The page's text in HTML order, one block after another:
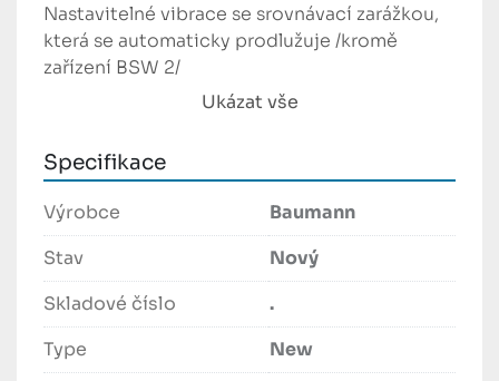
Nastavitelné vibrace se srovnávací zarážkou,
která se automaticky prodlužuje /kromě
zařízení BSW 2/
Manuální nebo motorizované otáčení stohu
Rychlý a spolehlivý
Vysoká kvalita
Excelentní poměr cena-výnos
Ukázat vše
Specifikace
Výrobce
Baumann
Stav
Nový
Skladové číslo
.
Type
New